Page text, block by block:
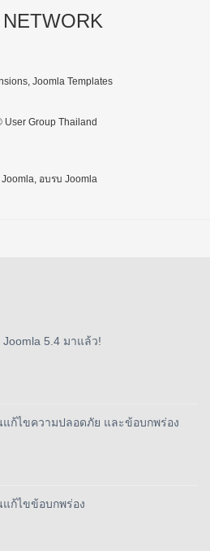
Joomla Templates
User Group Thailand
Joomla, อบรบ Joomla
5.4 มาแล้ว!
แก้ไขความปลอดภัย และข้อบกพร่อง
แก้ไขข้อบกพร่อง